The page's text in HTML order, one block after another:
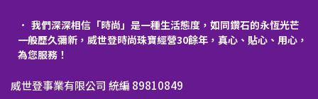
我們深深相信「時尚」是一種生活態度，如同鑽石的永恆光芒
一般歷久彌新，威世登時尚珠寶經營30餘年，真心、貼心、用心，
為您服務！
威世登事業有限公司 統編 89810849